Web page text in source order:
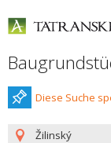
Diese Suche
Žilinský